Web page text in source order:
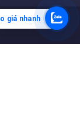
giá nhanh